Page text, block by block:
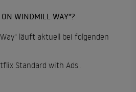
WINDMILL WAY"?
läuft aktuell bei folgenden
Standard with Ads